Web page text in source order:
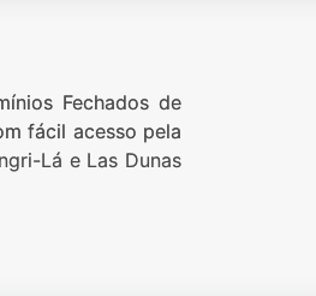
Fechados de
fácil acesso pela
Lá e Las Dunas